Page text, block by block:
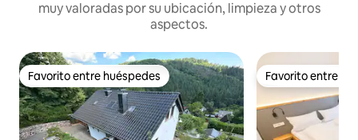
muy valoradas por su ubicación, limpieza y otros
aspectos.
Favorito entre huéspedes
Favorito entre huéspedes Favorito entre
Favorito entre